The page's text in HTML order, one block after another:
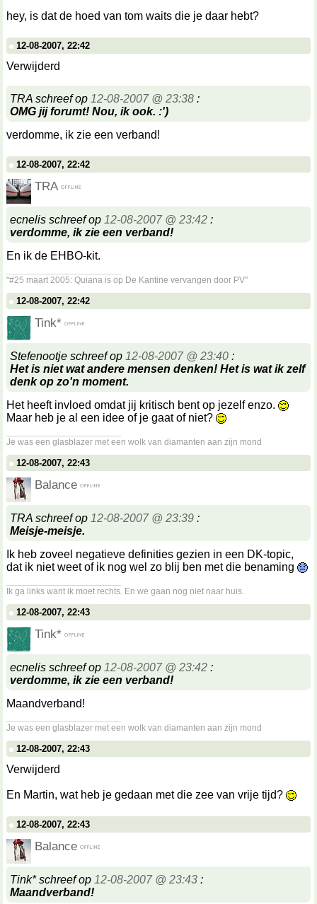
hey, is dat de hoed van tom waits die je daar hebt?
12-08-2007, 22:42
Verwijderd
TRA schreef op 12-08-2007 @ 23:38 :
OMG jij forumt! Nou, ik ook. :')
verdomme, ik zie een verband!
12-08-2007, 22:42
TRA
ecnelis schreef op 12-08-2007 @ 23:42 :
verdomme, ik zie een verband!
En ik de EHBO-kit.
"#25 maart 2005: Quiana is op De Kantine vervangen door PV"
12-08-2007, 22:42
Tink*
Stefenootje schreef op 12-08-2007 @ 23:40 :
Het is niet wat andere mensen denken! Het is wat ik zelf
denk op zo'n moment.
Het heeft invloed omdat jij kritisch bent op jezelf enzo.
Maar heb je al een idee of je gaat of niet?
Je was een glasblazer met een wolk van diamanten aan zijn mond
12-08-2007, 22:43
Balance
TRA schreef op 12-08-2007 @ 23:39 :
Meisje-meisje.
Ik heb zoveel negatieve definities gezien in een DK-topic,
dat ik niet weet of ik nog wel zo blij ben met die benaming
Ik ga links want ik moet rechts. En we gaan nog niet naar huis.
12-08-2007, 22:43
Tink*
ecnelis schreef op 12-08-2007 @ 23:42 :
verdomme, ik zie een verband!
Maandverband!
Je was een glasblazer met een wolk van diamanten aan zijn mond
12-08-2007, 22:43
Verwijderd
En Martin, wat heb je gedaan met die zee van vrije tijd?
12-08-2007, 22:43
Balance
Tink* schreef op 12-08-2007 @ 23:43 :
Maandverband!